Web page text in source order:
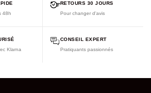
48h
RETOURS 30 JOURS
Pour changer d'avis
Klarna
CONSEIL EXPERT
Pratiquants passionnés